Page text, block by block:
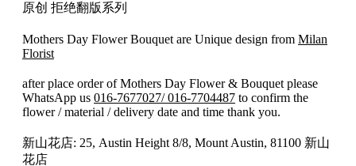
花
花
礼
quantity
原创 拒绝翻版系列
Mothers Day Flower Bouquet are Unique design from Milan
Florist
after place order of Mothers Day Flower & Bouquet please
WhatsApp us 016-7677027/ 016-7704487 to confirm the
flower / material / delivery date and time thank you.
新山花店: 25, Austin Height 8/8, Mount Austin, 81100 新山
花店